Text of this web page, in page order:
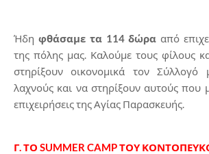
Ήδη φθάσαμε τα 114 δώρα από
της πόλης μας. Καλούμε τους φίλους
στηρίξουν οικονομικά τον Σύλλογό
λαχνούς και να στηρίξουν αυτούς που
επιχειρήσεις της Αγίας Παρασκευής.
Γ. ΤΟ SUMMER CAMP ΤΟΥ